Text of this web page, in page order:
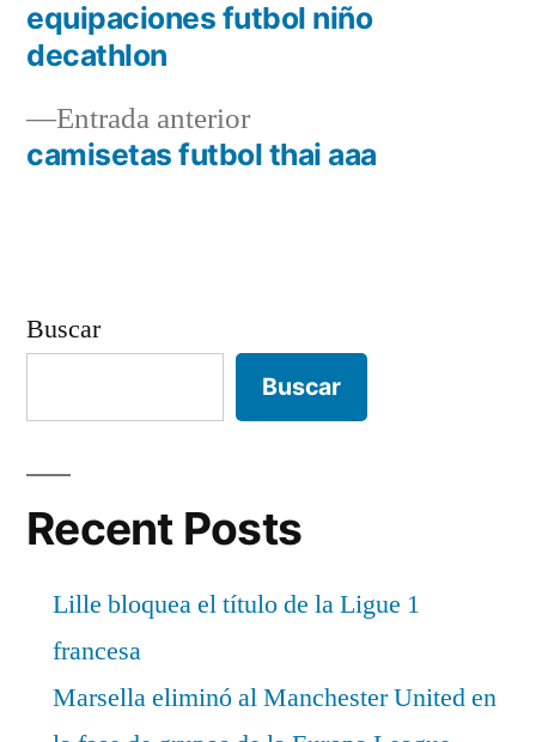
Navegación
entradas
Entrada anteriorEntrada
anterior:
camisetas futbol thai aaa
siguiente:
equipaciones futbol niño
decathlon
Buscar
Buscar
Recent Posts
Lille bloquea el título de la Ligue 1
francesa
Marsella eliminó al Manchester United en